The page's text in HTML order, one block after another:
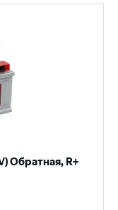
Обратная, R+